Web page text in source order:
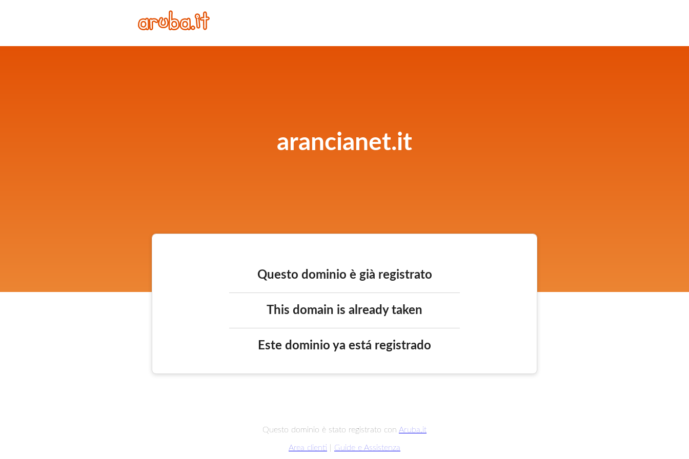
arancianet.it
Questo dominio è già registrato
This domain is already taken
Este dominio ya está registrado
Questo dominio è stato registrato con Aruba.it
Area clienti Guide e Assistenza